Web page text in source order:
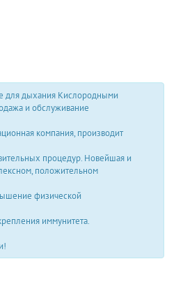
для дыхания Кислородными
и обслуживание
компания, производит
процедур. Новейшая и
положительном
физической
иммунитета.